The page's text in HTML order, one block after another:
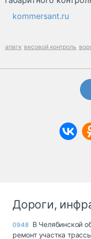
kommersant.ru
апвгк весовой контроль
Дороги,
09:48 В Челябинской
ремонт участка